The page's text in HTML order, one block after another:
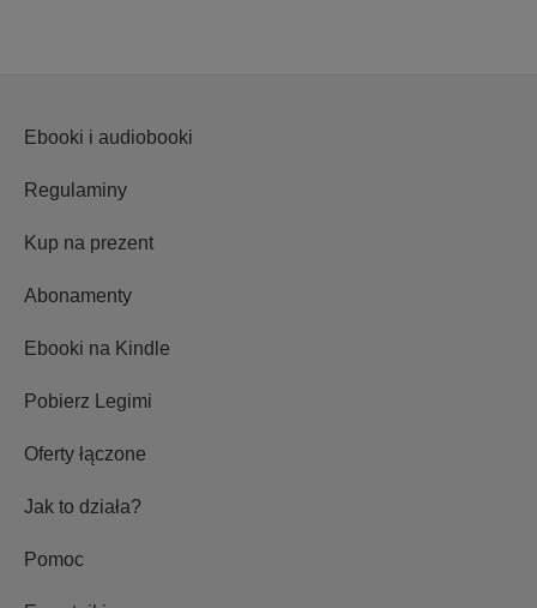
Ebooki i audiobooki
Regulaminy
Kup na prezent
Abonamenty
Ebooki na Kindle
Pobierz Legimi
Oferty łączone
Jak to działa?
Pomoc